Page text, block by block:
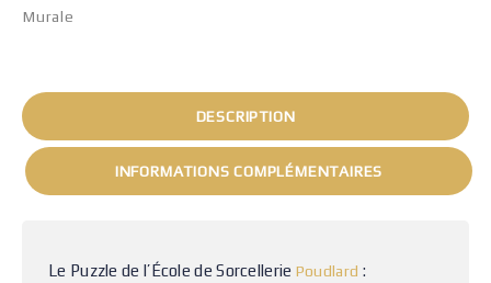
Murale
DESCRIPTION
INFORMATIONS COMPLÉMENTAIRES
Le Puzzle de l’École de Sorcellerie Poudlard :